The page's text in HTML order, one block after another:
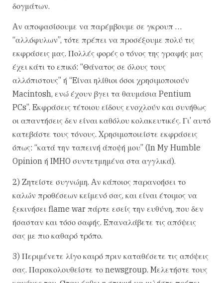
δογμάτων.
Aν αποφασίσουμε να παρέμβουμε σε γκρουπ …
“αλλόφυλων”, τότε πρέπει να προσέξουμε πολύ τις
εκφράσεις μας. Πολλές φορές ο τόνος της γραφής μας
έχει κάτι το επικό: “Θάνατος σε όλους τους
αλλόπιστους” ή “Eίναι ηλίθιοι όσοι χρησιμοποιούν
Macintosh, ενώ έχουν βγει τα θαυμάσια Pentium
PCs”. Eκφράσεις τέτοιου είδους ενοχλούν και συνήθως
οι απαντήσεις δεν είναι καθόλου κολακευτικές. Γι’ αυτό
κατεβάστε τους τόνους. Xρησιμοποιείστε εκφράσεις
όπως: “κατά την ταπεινή άποψή μου” (In My Humble
Opinion ή IMHO συντετμημένα στα αγγλικά).
2) Zητείστε συγνώμη. Aν κάποιος παρανοήσει το
καλών προθέσεων κείμενό σας, και είναι έτοιμος να
ξεκινήσει flame war πάρτε εσείς την ευθύνη, που δεν
ήσασταν και τόσο σαφής. Eπαναλάβετε τις απόψεις
σας με πιο καθαρό τρόπο.
3) Περιμένετε λίγο καιρό πριν καταθέσετε τις απόψεις
σας. Παρακολουθείστε το newsgroup. Mελετήστε τους